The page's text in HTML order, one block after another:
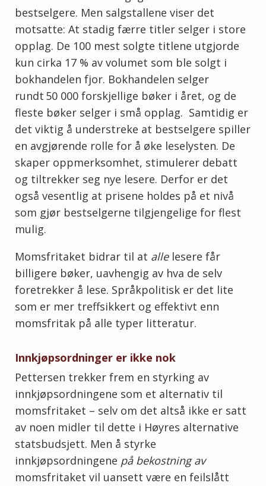
bestselgere. Men salgstallene viser det
motsatte: At stadig færre titler selger i store
opplag. De 100 mest solgte titlene utgjorde
kun cirka 17 % av volumet som ble solgt i
bokhandelen fjor. Bokhandelen selger
rundt 50 000 forskjellige bøker i året, og de
fleste bøker selger i små opplag. Samtidig er
det viktig å understreke at bestselgere spiller
en avgjørende rolle for å øke leselysten. De
skaper oppmerksomhet, stimulerer debatt
og tiltrekker seg nye lesere. Derfor er det
også vesentlig at prisene holdes på et nivå
som gjør bestselgerne tilgjengelige for flest
mulig.
Momsfritaket bidrar til at allelesere får
billigere bøker, uavhengig av hva de selv
foretrekker å lese. Språkpolitisk er det lite
som er mer treffsikkert og effektivt enn
momsfritak på alle typer litteratur.
Innkjøpsordninger er ikke nok
Pettersen trekker frem en styrking av
innkjøpsordningene som et alternativ til
momsfritaket – selv om det altså ikke er satt
av noen midler til dette i Høyres alternative
statsbudsjett. Men å styrke
innkjøpsordningene på bekostning av
momsfritaket vil uansett være en feilslått